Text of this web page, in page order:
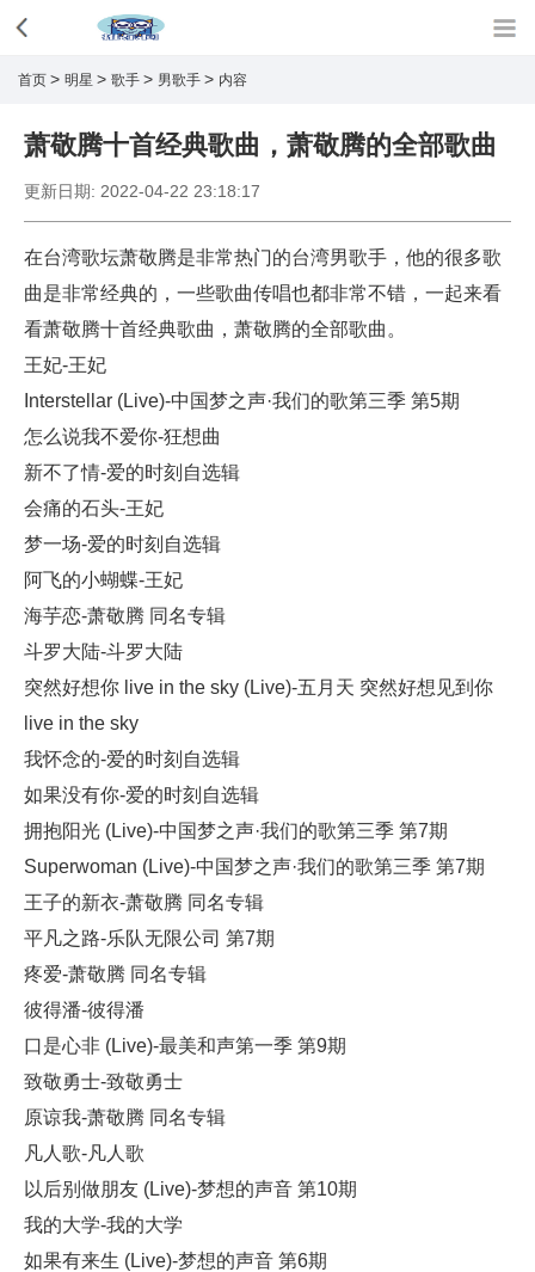
首页 > 明星 > 歌手 > 男歌手 > 内容
萧敬腾十首经典歌曲，萧敬腾的全部歌曲
更新日期: 2022-04-22 23:18:17
在台湾歌坛萧敬腾是非常热门的台湾男歌手，他的很多歌
曲是非常经典的，一些歌曲传唱也都非常不错，一起来看
看萧敬腾十首经典歌曲，萧敬腾的全部歌曲。
王妃-王妃
Interstellar (Live)-中国梦之声·我们的歌第三季 第5期
怎么说我不爱你-狂想曲
新不了情-爱的时刻自选辑
会痛的石头-王妃
梦一场-爱的时刻自选辑
阿飞的小蝴蝶-王妃
海芋恋-萧敬腾 同名专辑
斗罗大陆-斗罗大陆
突然好想你 live in the sky (Live)-五月天 突然好想见到你
live in the sky
我怀念的-爱的时刻自选辑
如果没有你-爱的时刻自选辑
拥抱阳光 (Live)-中国梦之声·我们的歌第三季 第7期
Superwoman (Live)-中国梦之声·我们的歌第三季 第7期
王子的新衣-萧敬腾 同名专辑
平凡之路-乐队无限公司 第7期
疼爱-萧敬腾 同名专辑
彼得潘-彼得潘
口是心非 (Live)-最美和声第一季 第9期
致敬勇士-致敬勇士
原谅我-萧敬腾 同名专辑
凡人歌-凡人歌
以后别做朋友 (Live)-梦想的声音 第10期
我的大学-我的大学
如果有来生 (Live)-梦想的声音 第6期